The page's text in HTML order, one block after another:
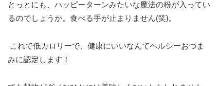
とっとにも、ハッピーターンみたいな魔法の粉が入ってい
るのでしょうか。食べる手が止まりません(笑)。
これで低カロリーで、健康にいいなんてヘルシーおつま
みに認定します！